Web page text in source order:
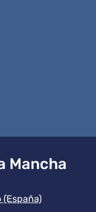
Mancha
(España)